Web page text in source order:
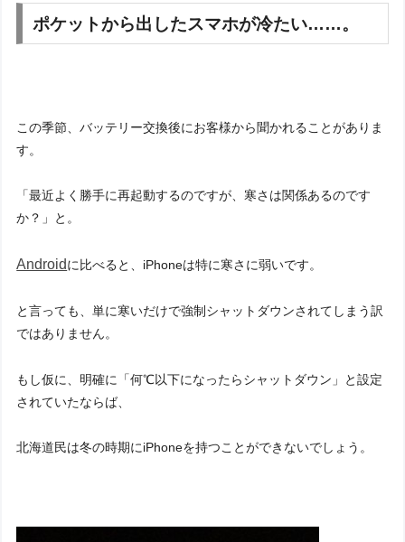
ポケットから出したスマホが冷たい……。
この季節、バッテリー交換後にお客様から聞かれることがありま
す。
「最近よく勝手に再起動するのですが、寒さは関係あるのです
か？」と。
Androidに比べると、iPhoneは特に寒さに弱いです。
と言っても、単に寒いだけで強制シャットダウンされてしまう訳
ではありません。
もし仮に、明確に「何℃以下になったらシャットダウン」と設定
されていたならば、
北海道民は冬の時期にiPhoneを持つことができないでしょう。